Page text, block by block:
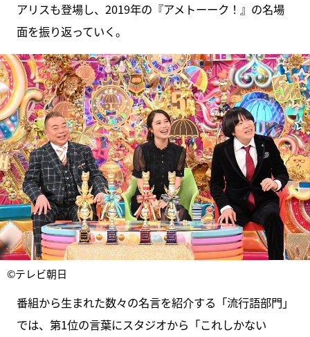
アリスも登場し、2019年の『アメトーーク！』の名場
面を振り返っていく。
©テレビ朝日
番組から生まれた数々の名言を紹介する「流行語部門」
では、第1位の言葉にスタジオから「これしかない